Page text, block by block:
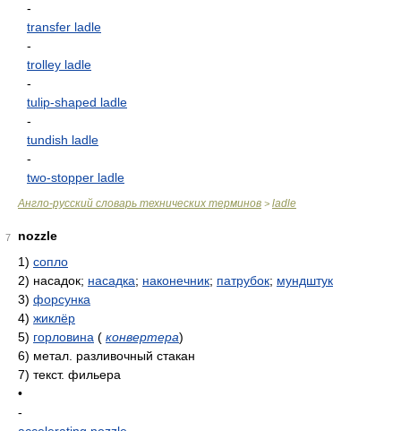
-
transfer ladle
-
trolley ladle
-
tulip-shaped ladle
-
tundish ladle
-
two-stopper ladle
Англо-русский словарь технических терминов > ladle
7
nozzle
1) сопло
2) насадок; насадка; наконечник; патрубок; мундштук
3) форсунка
4) жиклёр
5) горловина ( конвертера)
6) метал. разливочный стакан
7) текст. фильера
•
-